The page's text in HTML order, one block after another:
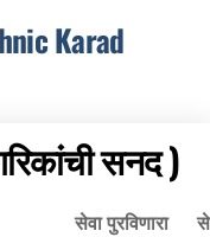
Karad
सनद )
सेवा पुरविणारा